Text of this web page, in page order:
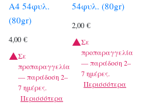
A4 54φυλ.
(80gr)
4,00 €
Σε
προπαραγγελία
— παράδοση 2–
7 ημέρες.
Περισσότερα
54φυλ. (80gr)
2,00€
Σε
προπαραγγελία
— παράδοση 2–
7 ημέρες.
Περισσότερα